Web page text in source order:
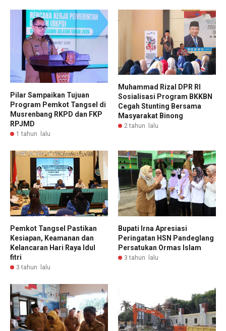
Pilar Sampaikan Tujuan
Program Pemkot Tangsel di
Musrenbang RKPD dan FKP
RPJMD
1 tahun lalu
Muhammad Rizal DPR RI
Sosialisasi Program BKKBN
Cegah Stunting Bersama
Masyarakat Binong
2 tahun lalu
Pemkot Tangsel Pastikan
Kesiapan, Keamanan dan
Kelancaran Hari Raya Idul
fitri
3 tahun lalu
Bupati Irna Apresiasi
Peringatan HSN Pandeglang
Persatukan Ormas Islam
3 tahun lalu